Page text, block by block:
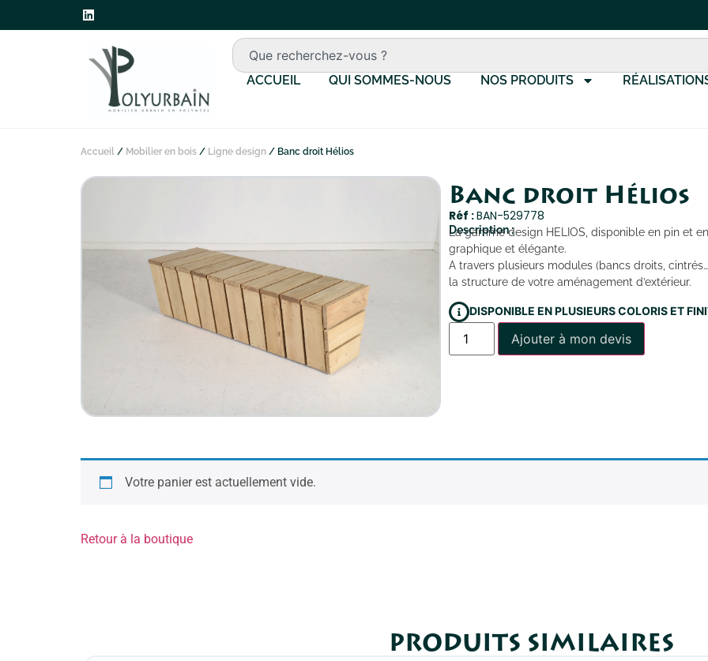
ACCUEIL QUI SOMMES-NOUS NOS PRODUITS
Accueil / Mobilier en bois / Ligne design / Banc droit Hélios
Banc droit Hélios
Réf :BAN-529778
Description :
La gamme design HELIOS, disponible en pin et
graphique et élégante.
A travers plusieurs modules (bancs droits,
la structure de votre aménagement d’extérieur.
DISPONIBLE EN PLUSIEURS COLORIS ET
Ajouter à mon devis
Votre panier est actuellement vide.
Retour à la boutique
PRODUITS SIMILAIRES